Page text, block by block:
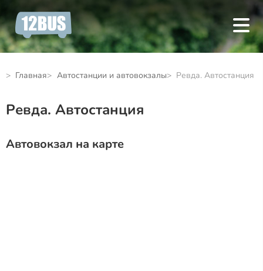
Главная Автостанции и автовокзалы Ревда. Автостанция
Ревда. Автостанция
Автовокзал на карте